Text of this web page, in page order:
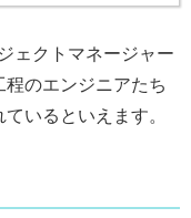
ェクトマネージャー
のエンジニアたち
いるといえます。